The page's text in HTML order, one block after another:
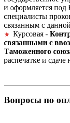
и оформляется
специалисты
связанным с
Курсовая -
связанными с
Таможенного
распечатке и сдаче
Вопросы по